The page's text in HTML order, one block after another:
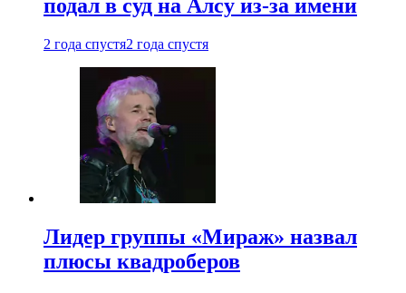
подал в суд на Алсу из-за имени
2 года спустя2 года спустя
Лидер группы «Мираж» назвал
плюсы квадроберов